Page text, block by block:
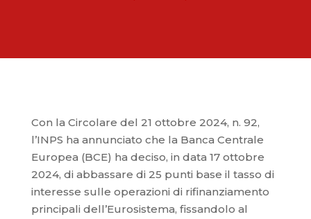
Con la Circolare del 21 ottobre 2024, n. 92,
l’INPS ha annunciato che la Banca Centrale
Europea (BCE) ha deciso, in data 17 ottobre
2024, di abbassare di 25 punti base il tasso di
interesse sulle operazioni di rifinanziamento
principali dell’Eurosistema, fissandolo al